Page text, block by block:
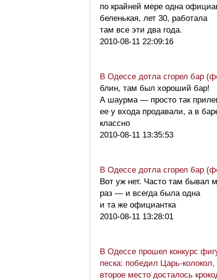
по крайней мере одна
беленькая, лет 30, работала
там все эти два года.
2010-08-11 22:09:16
В Одессе дотла сгорел бар
блин, там был хороший бар!
А шаурма — просто так
ее у входа продавали, а в
классно
2010-08-11 13:35:53
В Одессе дотла сгорел бар
Вот уж нет. Часто там бывал
раз — и всегда была одна
и та же официантка
2010-08-11 13:28:01
В Одессе прошел конкурс
песка: победил Царь-колокол,
второе место досталось